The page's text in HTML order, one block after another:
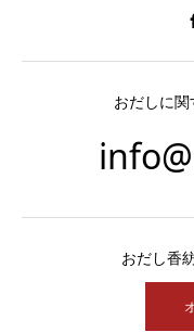
おだしに
おだし香